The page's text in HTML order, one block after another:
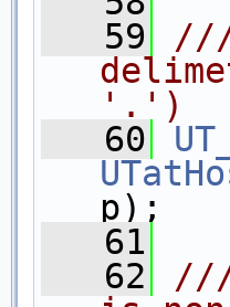
   59
'.')
   60
p);
   61
   62
///